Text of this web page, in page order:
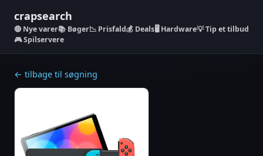
crapsearch
Nye varer📚 Bøger📉 Prisfald💰 Deals🖥️ Hardware💡 Tip et tilbud
🎮 Spilservere
← tilbage til søgning